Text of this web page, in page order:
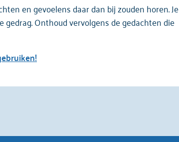
en gevoelens daar dan bij zouden horen. Je
Onthoud vervolgens de gedachten die